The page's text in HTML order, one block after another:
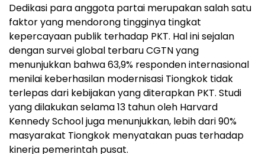
Dedikasi para anggota partai merupakan salah satu
faktor yang mendorong tingginya tingkat
kepercayaan publik terhadap PKT. Hal ini sejalan
dengan survei global terbaru CGTN yang
menunjukkan bahwa 63,9% responden internasional
menilai keberhasilan modernisasi Tiongkok tidak
terlepas dari kebijakan yang diterapkan PKT. Studi
yang dilakukan selama 13 tahun oleh Harvard
Kennedy School juga menunjukkan, lebih dari 90%
masyarakat Tiongkok menyatakan puas terhadap
kinerja pemerintah pusat.